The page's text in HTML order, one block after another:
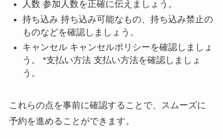
人数 参加人数を正確に伝えましょう。
持ち込み 持ち込み可能なもの、持ち込み禁止の
ものなどを確認しましょう。
キャンセル キャンセルポリシーを確認しましょ
う。 *支払い方法 支払い方法を確認しましょ
う。
これらの点を事前に確認することで、スムーズに
予約を進めることができます。